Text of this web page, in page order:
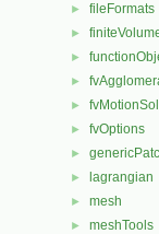
► fileFormats
►
►
►
►
► fvOptions
►
► lagrangian
► mesh
► meshTools